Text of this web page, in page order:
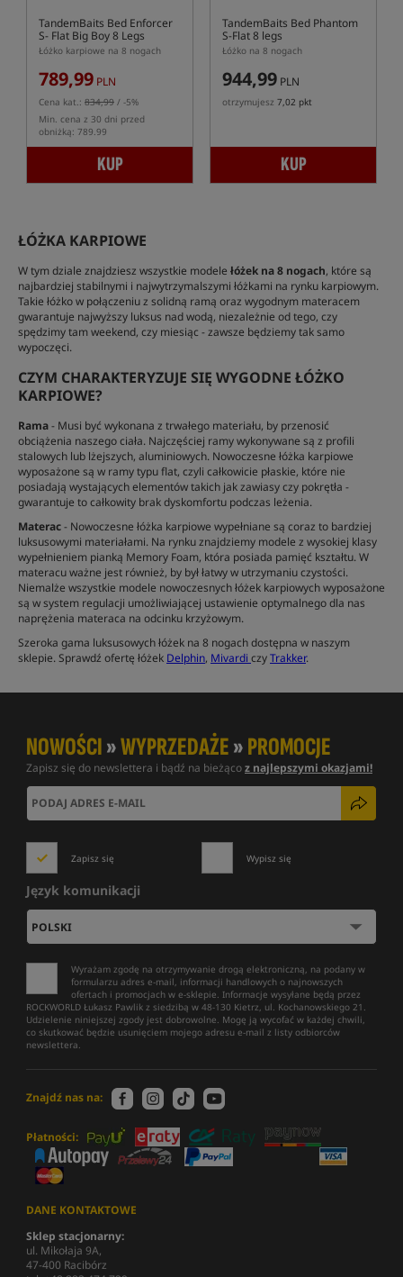
TandemBaits Bed Enforcer
S- Flat Big Boy 8 Legs
Łóżko karpiowe na 8 nogach
789,99 PLN
Cena kat.: 834,99 / -5%
Min. cena z 30 dni przed
obniżką: 789.99
KUP
TandemBaits Bed Phantom
S-Flat 8 legs
Łóżko na 8 nogach
944,99 PLN
otrzymujesz 7,02 pkt
KUP
ŁÓŻKA KARPIOWE
W tym dziale znajdziesz wszystkie modele łóżek na 8 nogach, które są
najbardziej stabilnymi i najwytrzymalszymi łóżkami na rynku karpiowym.
Takie łóżko w połączeniu z solidną ramą oraz wygodnym materacem
gwarantuje najwyższy luksus nad wodą, niezależnie od tego, czy
spędzimy tam weekend, czy miesiąc - zawsze będziemy tak samo
wypoczęci.
CZYM CHARAKTERYZUJE SIĘ WYGODNE ŁÓŻKO
KARPIOWE?
Rama- Musi być wykonana z trwałego materiału, by przenosić
obciążenia naszego ciała. Najczęściej ramy wykonywane są z profili
stalowych lub lżejszych, aluminiowych. Nowoczesne łóżka karpiowe
wyposażone są w ramy typu flat, czyli całkowicie płaskie, które nie
posiadają wystających elementów takich jak zawiasy czy pokrętła -
gwarantuje to całkowity brak dyskomfortu podczas leżenia.
Materac- Nowoczesne łóżka karpiowe wypełniane są coraz to bardziej
luksusowymi materiałami. Na rynku znajdziemy modele z wysokiej klasy
wypełnieniem pianką Memory Foam, która posiada pamięć kształtu. W
materacu ważne jest również, by był łatwy w utrzymaniu czystości.
Niemalże wszystkie modele nowoczesnych łóżek karpiowych wyposażone
są w system regulacji umożliwiającej ustawienie optymalnego dla nas
naprężenia materaca na odcinku krzyżowym.
Szeroka gama luksusowych łóżek na 8 nogach dostępna w naszym
sklepie. Sprawdź ofertę łóżek Delphin, Mivardi czyTrakker.
NOWOŚCI»WYPRZEDAŻE»PROMOCJE
Zapisz się do newslettera i bądź na bieżącoz najlepszymi okazjami!
Zapisz się Wypisz się
Język komunikacji
Wyrażam zgodę na otrzymywanie drogą elektroniczną, na podany w
formularzu adres e-mail, informacji handlowych o najnowszych
ofertach i promocjach w e-sklepie. Informacje wysyłane będą przez
ROCKWORLD Łukasz Pawlik z siedzibą w 48-130 Kietrz, ul. Kochanowskiego 21.
Udzielenie niniejszej zgody jest dobrowolne. Mogę ją wycofać w każdej chwili,
co skutkować będzie usunięciem mojego adresu e-mail z listy odbiorców
newslettera.
Znajdź nas na:
Płatności:
DANE KONTAKTOWE
Sklep stacjonarny:
ul. Mikołaja 9A,
47-400 Racibórz